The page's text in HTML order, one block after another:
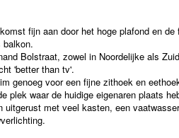
fijn aan door het hoge plafond en
balkon.
Bolstraat, zowel in Noordelijke als
'better than tv'.
genoeg voor een fijne zithoek en
plek waar de huidige eigenaren plaats
uitgerust met veel kasten, een